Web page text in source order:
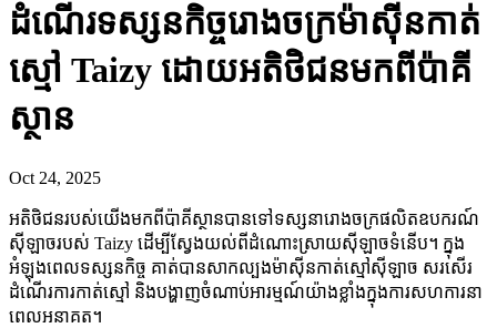
ដំណើរទស្សនកិច្ចរោងចក្រម៉ាស៊ីនកាត់
ស្មៅ Taizy ដោយអតិថិជនមកពីប៉ាគី
ស្ថាន
Oct 24, 2025
អតិថិជនរបស់យើងមកពីប៉ាគីស្ថានបានទៅទស្សនារោងចក្រផលិតឧបករណ៍
ស៊ីឡាចរបស់ Taizy ដើម្បីស្វែងយល់ពីដំណោះស្រាយស៊ីឡាចទំនើប។ ក្នុង
អំឡុងពេលទស្សនកិច្ច គាត់បានសាកល្បងម៉ាស៊ីនកាត់ស្មៅស៊ីឡាច សរសើរ
ដំណើរការកាត់ស្មៅ និងបង្ហាញចំណាប់អារម្មណ៍យ៉ាងខ្លាំងក្នុងការសហការនា
ពេលអនាគត។